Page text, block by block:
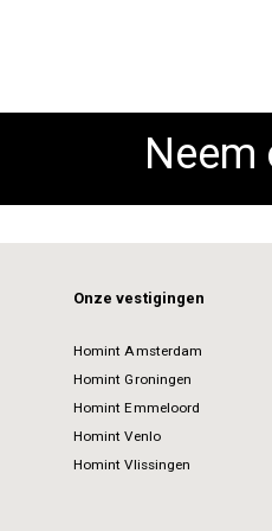
Neem
Onze vestigingen
Homint Amsterdam
Homint Groningen
Homint Emmeloord
Homint Venlo
Homint Vlissingen